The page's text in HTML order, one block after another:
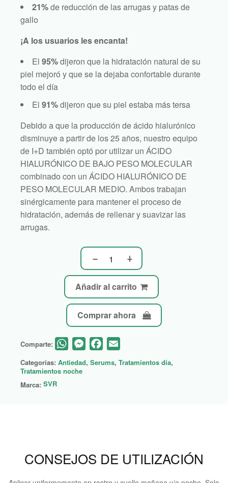
21%de reducción de las arrugas y patas de
gallo
¡A los usuarios les encanta!
El 95%dijeron que la hidratación natural de su
piel mejoró y que se la dejaba confortable durante
todo el día
El 91%dijeron que su piel estaba más tersa
Debido a que la producción de ácido hialurónico
disminuye a partir de los 25 años, nuestro equipo
de I+D también optó por utilizar un ÁCIDO
HIALURÓNICO DE BAJO PESO MOLECULAR
combinado con un ÁCIDO HIALURÓNICO DE
PESO MOLECULAR MEDIO. Ambos trabajan
sinérgicamente para mantener el proceso de
hidratación, además de rellenar y suavizar las
arrugas.
Añadir al carrito
Comprar ahora
Comparte: WhatsAppMessengerFacebook
Categorías: Antiedad, Serums, Tratamientos día,
Tratamientos noche
Marca: SVR
CONSEJOS DE UTILIZACIÓN